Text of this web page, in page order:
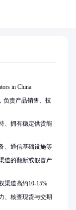
in China
负责产品销售、技
、拥有稳定供货能
、通信基础设施等
道的翻新或假冒产
渠道高约10-15%
、核查现货与交期